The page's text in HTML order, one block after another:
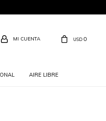
AIRE LIBRE
USD 0